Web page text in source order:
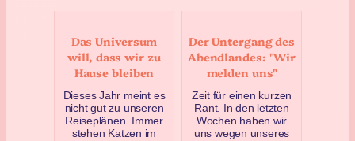
Das Universum
will, dass wir zu
Hause bleiben
Dieses Jahr meint es
nicht gut zu unseren
Reiseplänen. Immer
stehen Katzen im
zurück, wenn ich
mobiden…
April 18, 2025
Der Untergang des
Abendlandes: "Wir
melden uns"
Zeit für einen kurzen
Rant. In den letzten
Wochen haben wir
uns wegen unseres
September 28, 2020